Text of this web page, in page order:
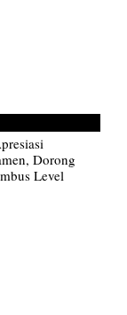
Dorong
Level